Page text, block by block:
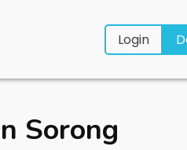
Login
Sorong